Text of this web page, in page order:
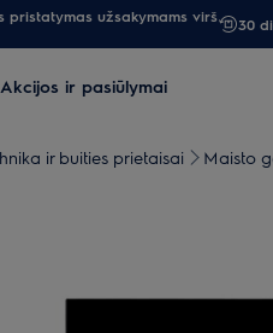
pristatymas užsakymams virš
30
Akcijos ir pasiūlymai
ir buities prietaisai Maisto